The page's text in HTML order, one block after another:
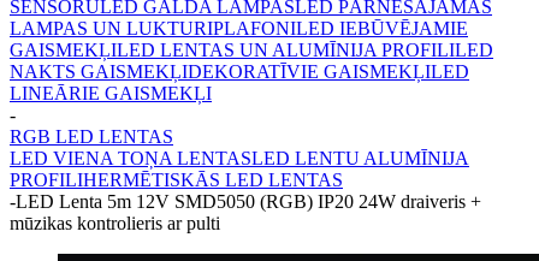
SENSORULED GALDA LAMPASLED PĀRNĒSĀJAMĀS
LAMPAS UN LUKTURIPLAFONILED IEBŪVĒJAMIE
GAISMEKĻILED LENTAS UN ALUMĪNIJA PROFILILED
NAKTS GAISMEKĻIDEKORATĪVIE GAISMEKĻILED
LINEĀRIE GAISMEKĻI
-
RGB LED LENTAS
LED VIENA TOŅA LENTASLED LENTU ALUMĪNIJA
PROFILIHERMĒTISKĀS LED LENTAS
-LED Lenta 5m 12V SMD5050 (RGB) IP20 24W draiveris +
mūzikas kontrolieris ar pulti